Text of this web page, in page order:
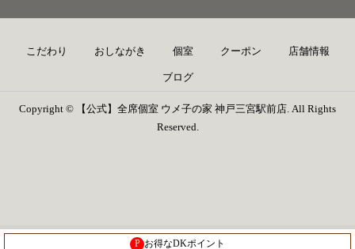
こだわり おしながき 個室 クーポン 店舗情報
ブログ
Copyright © 【公式】全席個室 ウメ子の家 神戸三宮駅前店. All Rights
Reserved.
P お得なDKポイント